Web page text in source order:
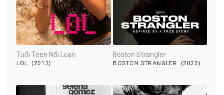
Tuổi Teen Nổi Loạn
LOL (2012)
Boston Strangler
BOSTON STRANGLER (2023)